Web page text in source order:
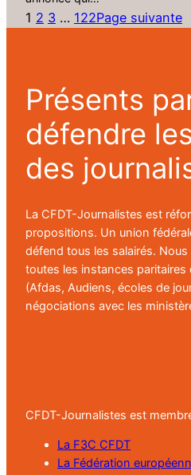
1 2 3 … 122Page suivante
Présents
défendre
des
La CFDT-Journalistes est
propositions. Un union
défend tous les salairés.
toutes les instances
(Afdas, Audiens, écoles de
négociations avec les
CFDT-Journalistes est
La F3C CFDT
La Fédération